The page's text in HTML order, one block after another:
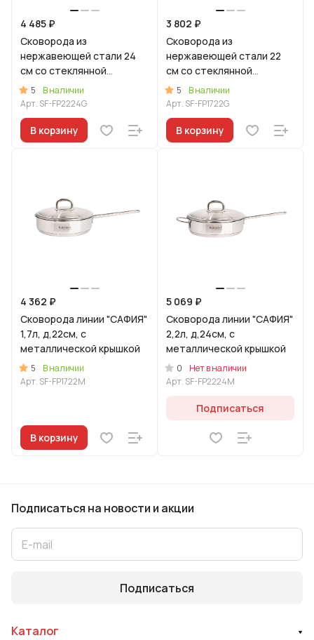
4 485 ₽
Сковорода из
нержавеющей стали 24
см со стеклянной
крышкой, линия "Сафия"
5
В наличии
Арт. SF-FP2224G
В корзину
3 802 ₽
Сковорода из
нержавеющей стали 22
см со стеклянной
крышкой, линия "Сафия"
5
В наличии
Арт. SF-FP1722G
В корзину
4 362 ₽
Сковорода линии "САФИЯ"
1,7л, д,22см, с
металлической крышкой
5
В наличии
Арт. SF-FP1722M
В корзину
5 069 ₽
Сковорода линии "САФИЯ"
2,2л, д,24см, с
металлической крышкой
0
Нет в наличии
Арт. SF-FP2224M
Подписаться
Подписаться на новости и акции
Подписаться
Каталог